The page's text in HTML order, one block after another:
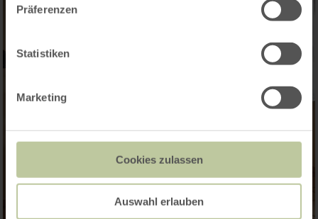
Präferenzen
Statistiken
Marketing
Cookies zulassen
Auswahl erlauben